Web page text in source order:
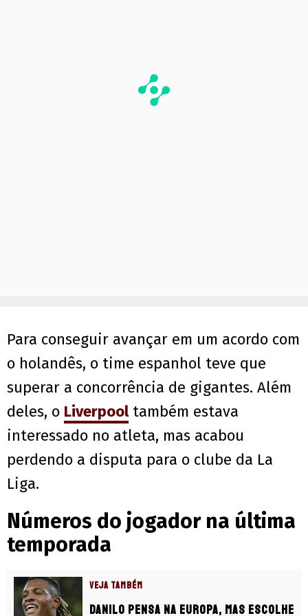
Para conseguir avançar em um acordo com
o holandês, o time espanhol teve que
superar a concorrência de gigantes. Além
deles, o Liverpooltambém estava
interessado no atleta, mas acabou
perdendo a disputa para o clube da La
Liga.
Números do jogador na última
temporada
VEJA TAMBÉM
Danilo pensa na Europa, mas escolhe